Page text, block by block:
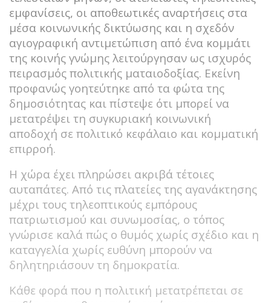
εμφανίσεις, οι αποθεωτικές αναρτήσεις στα
μέσα κοινωνικής δικτύωσης και η σχεδόν
αγιογραφική αντιμετώπιση από ένα κομμάτι
της κοινής γνώμης λειτούργησαν ως ισχυρός
πειρασμός πολιτικής ματαιοδοξίας. Εκείνη
προφανώς γοητεύτηκε από τα φώτα της
δημοσιότητας και πίστεψε ότι μπορεί να
μετατρέψει τη συγκυριακή κοινωνική
αποδοχή σε πολιτικό κεφάλαιο και κομματική
επιρροή.
Η χώρα έχει πληρώσει ακριβά τέτοιες
αυταπάτες. Από τις πλατείες της αγανάκτησης
μέχρι τους τηλεοπτικούς εμπόρους
πατριωτισμού και συνωμοσίας, ο τόπος
γνώρισε καλά πώς ο θυμός χωρίς σχέδιο και η
καταγγελία χωρίς ευθύνη μπορούν να
δηλητηριάσουν τη δημοκρατία.
Κάθε φορά που η πολιτική μετατρέπεται σε